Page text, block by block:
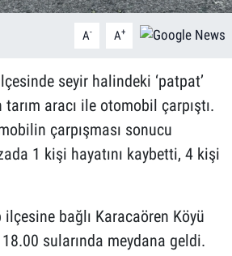
A- A+
seyir halindeki ‘patpat’
aracı ile otomobil çarpıştı.
çarpışması sonucu
1 kişi hayatını kaybetti, 4 kişi
bağlı Karacaören Köyü
sularında meydana geldi.